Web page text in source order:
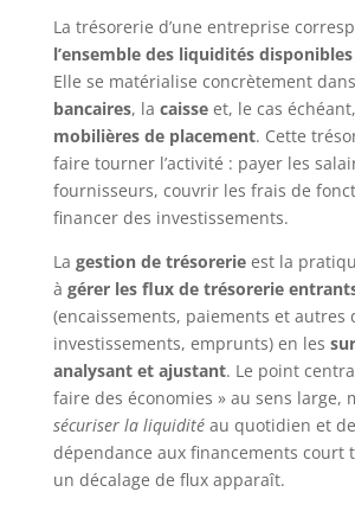
La trésorerie d’une entreprise
l’ensemble des liquidités
Elle se matérialise concrètement
bancaires, la caisseet, le cas
mobilières de placement. Cette
faire tourner l’activité : payer les
fournisseurs, couvrir les frais de
financer des investissements.
La gestion de trésorerieest la
à gérer les flux de trésorerie
(encaissements, paiements et autres
investissements, emprunts) en les
analysant et ajustant. Le point
faire des économies » au sens large,
sécuriser la liquiditéau quotidien et
dépendance aux financements court
un décalage de flux apparaît.